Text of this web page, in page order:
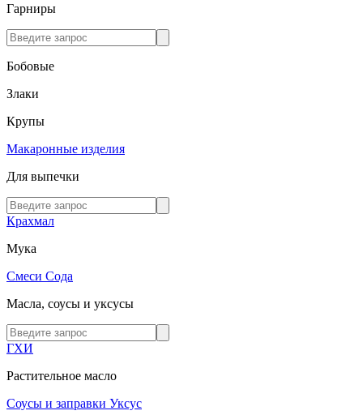
Гарниры
Бобовые
Злаки
Крупы
Макаронные изделия
Для выпечки
Крахмал
Мука
Смеси Сода
Масла, соусы и уксусы
ГХИ
Растительное масло
Соусы и заправки Уксус